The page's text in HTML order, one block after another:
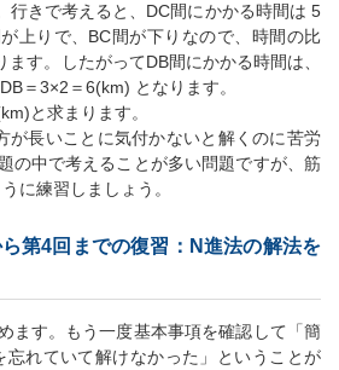
きで考えると、DC間にかかる時間は 5
上りで、BC間が下りなので、時間の比
す。したがってDB間にかかる時間は、
＝3×2＝6(km) となります。
と求まります。
長いことに気付かないと解くのに苦労
の中で考えることが多い問題ですが、筋
に練習しましょう。
第4回までの復習：N進法の解法を
ます。もう一度基本事項を確認して「簡
忘れていて解けなかった」ということが